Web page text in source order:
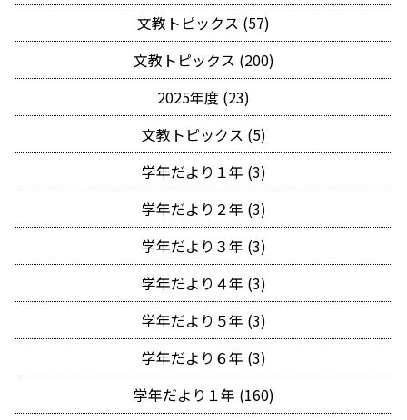
文教トピックス (57)
文教トピックス (200)
2025年度 (23)
文教トピックス (5)
学年だより１年 (3)
学年だより２年 (3)
学年だより３年 (3)
学年だより４年 (3)
学年だより５年 (3)
学年だより６年 (3)
学年だより１年 (160)